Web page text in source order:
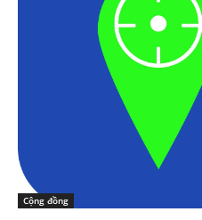
Cộng đồng